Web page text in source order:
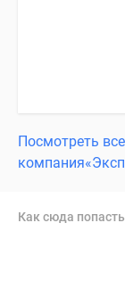
Посмотреть
Как сюда